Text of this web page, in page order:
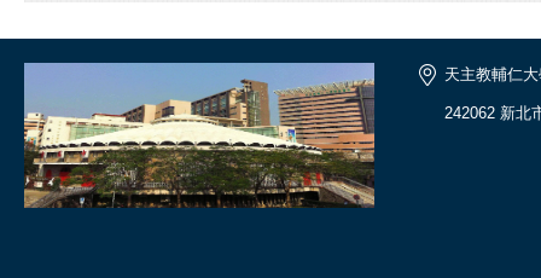
天主教輔仁
242062 新北